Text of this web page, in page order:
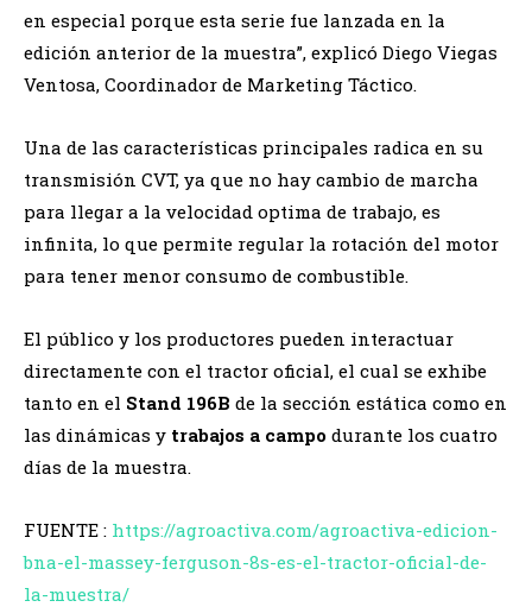
en especial porque esta serie fue lanzada en la
edición anterior de la muestra”, explicó Diego Viegas
Ventosa, Coordinador de Marketing Táctico.
Una de las características principales radica en su
transmisión CVT, ya que no hay cambio de marcha
para llegar a la velocidad optima de trabajo, es
infinita, lo que permite regular la rotación del motor
para tener menor consumo de combustible.
El público y los productores pueden interactuar
directamente con el tractor oficial, el cual se exhibe
tanto en el Stand 196B de la sección estática como en
las dinámicas y trabajos a campo durante los cuatro
días de la muestra.
FUENTE : https://agroactiva.com/agroactiva-edicion-
bna-el-massey-ferguson-8s-es-el-tractor-oficial-de-
la-muestra/